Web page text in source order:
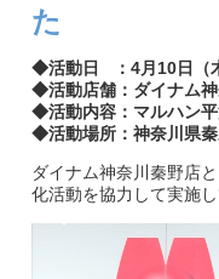
た
◆活動日 ： 4月10日（
◆活動店舗：ダイナム
◆活動内容：マルハン
◆活動場所：神奈川県
ダイナム神奈川秦野店
化活動を協力して実施し